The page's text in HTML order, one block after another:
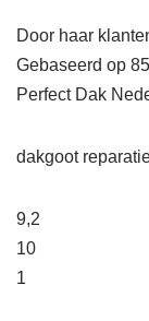
Door haar
Gebaseerd op 85
Perfect Dak
dakgoot
9,2
10
1